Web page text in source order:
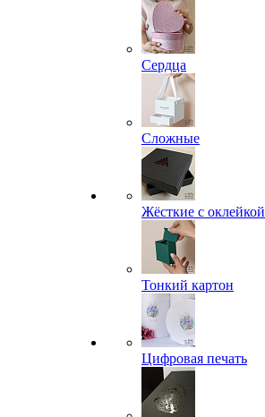
Сердца
Сложные
Жёсткие с оклейкой
Тонкий картон
Цифровая печать